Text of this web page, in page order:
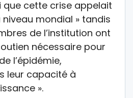
cette crise appelait
niveau mondial » tandis
de l’institution ont
nécessaire pour
l’épidémie,
leur capacité à
».